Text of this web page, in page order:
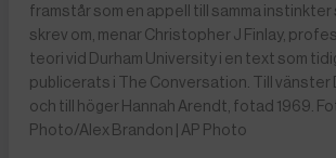
framstår som en appell till samma instinkter
skrev om, menar Christopher J Finlay,
teori vid Durham University i en text som
publicerats i The Conversation. Till vänster
och till höger Hannah Arendt, fotad 1969.
Photo/Alex Brandon | AP Photo